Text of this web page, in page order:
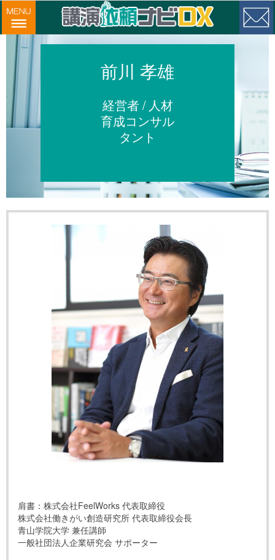
前川 孝雄
経営者 / 人材
育成コンサル
タント
肩書：株式会社FeelWorks 代表取締役
株式会社働きがい創造研究所 代表取締役会長
青山学院大学 兼任講師
一般社団法人企業研究会 サポーター